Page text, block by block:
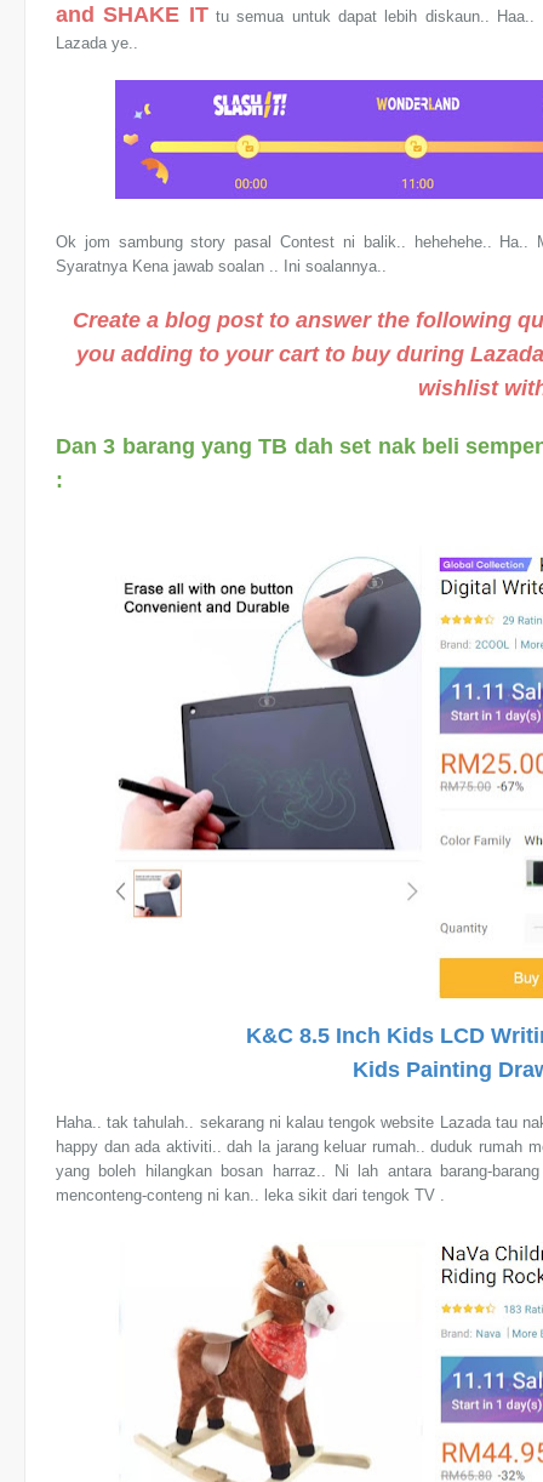
and SHAKE IT tu semua untuk dapat lebih diskaun..
Lazada ye..
Ok jom sambung story pasal Contest ni balik.. hehehehe.. Ha..
Syaratnya Kena jawab soalan .. Ini soalannya..
Create a blog post to answer the following
you adding to your cart to buy during
wishlist
Dan 3 barang yang TB dah set nak beli
:
K&C 8.5 Inch Kids LCD
Kids Painting
Haha.. tak tahulah.. sekarang ni kalau tengok website Lazada tau
happy dan ada aktiviti.. dah la jarang keluar rumah.. duduk rumah
yang boleh hilangkan bosan harraz.. Ni lah antara barang-
menconteng-conteng ni kan.. leka sikit dari tengok TV .